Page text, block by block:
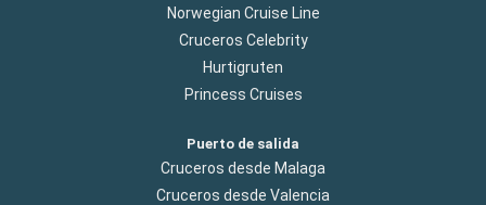
Norwegian Cruise Line
Cruceros Celebrity
Hurtigruten
Princess Cruises
Puerto de salida
Cruceros desde Malaga
Cruceros desde Valencia